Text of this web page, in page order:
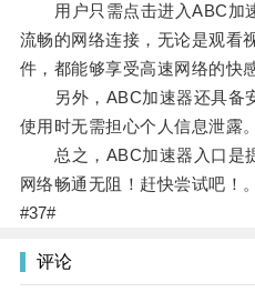
用户只需点击进入ABC加
流畅的网络连接，无论是观看
件，都能够享受高速网络的快感
另外，ABC加速器还具备
使用时无需担心个人信息泄露。
总之，ABC加速器入口是
网络畅通无阻！赶快尝试吧！。
#37#
评论